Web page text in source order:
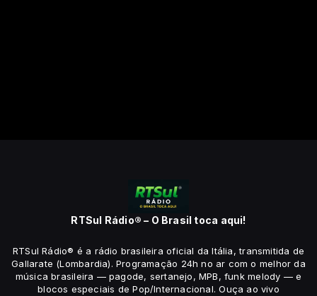
RTSul Rádio® – O Brasil toca aqui!
RTSul Rádio® é a rádio brasileira oficial da Itália, transmitida de
Gallarate (Lombardia). Programação 24h no ar com o melhor da
música brasileira — pagode, sertanejo, MPB, funk melody — e
blocos especiais de Pop/Internacional. Ouça ao vivo